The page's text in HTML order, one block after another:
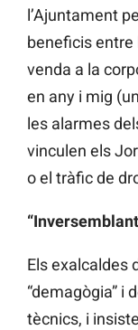
l’Ajuntament
beneficis entre
venda a la
en any i mig
les alarmes
vinculen els
o el tràfic de
Els exalcaldes
“demagògia” i
tècnics, i